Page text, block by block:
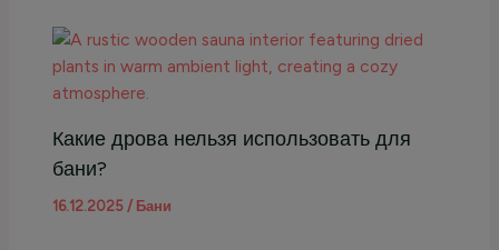
Какие дрова нельзя использовать для
бани?
16.12.2025/ Бани